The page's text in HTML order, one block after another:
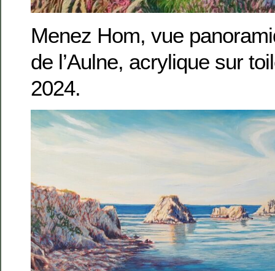
Menez Hom, vue
de l’Aulne, acrylique sur
2024.